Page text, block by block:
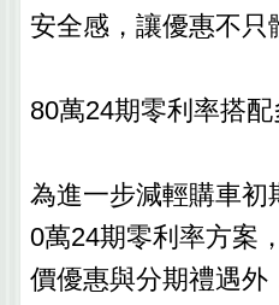
安全感，讓優惠不只
80萬24期零利率搭
為進一步減輕購車
0萬24期零利率方案
價優惠與分期禮遇外